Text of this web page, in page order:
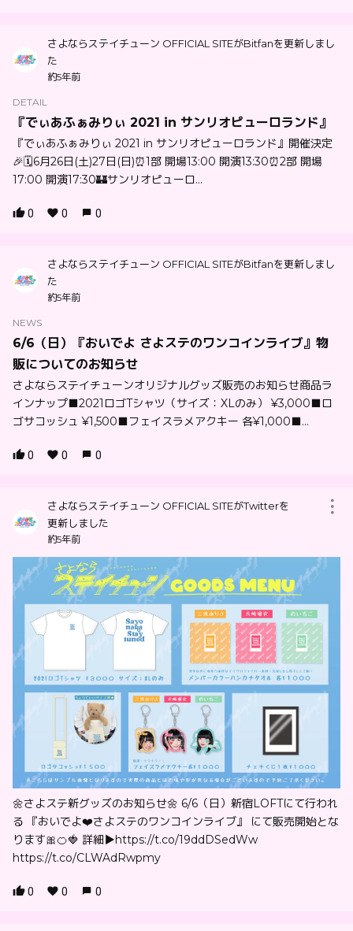
さよならステイチューン OFFICIAL SITEがBitfanを更新しまし
た
約5年前
DETAIL
『でぃあふぁみりぃ 2021 in サンリオピューロランド』
『でぃあふぁみりぃ 2021 in サンリオピューロランド』開催決定
🎉🗓6月26日(土)27日(日)⏰1部 開場13:00 開演13:30⏰2部 開場
17:00 開演17:30🏰サンリオピューロ...
0 0 0
さよならステイチューン OFFICIAL SITEがBitfanを更新しまし
た
約5年前
NEWS
6/6（日）『おいでよ さよステのワンコインライブ』物
販についてのお知らせ
さよならステイチューンオリジナルグッズ販売のお知らせ商品ラ
インナップ■2021ロゴTシャツ（サイズ：XLのみ） ¥3,000■ロ
ゴサコッシュ ¥1,500■フェイスラメアクキー 各¥1,000■...
0 0 0
さよならステイチューン OFFICIAL SITEがTwitterを
更新しました
約5年前
🌼さよステ新グッズのお知らせ🌼 6/6（日）新宿LOFTにて行われ
る 『おいでよ❤️さよステのワンコインライブ』 にて販売開始とな
ります🎀🍊🍓 詳細▶︎https://t.co/19ddDSedWw
https://t.co/CLWAdRwpmy
0 0 0